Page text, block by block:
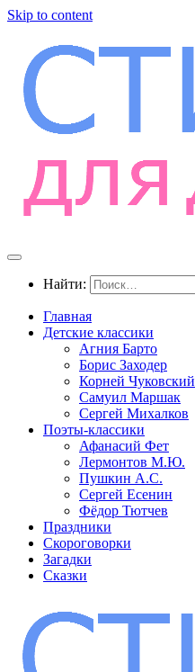
Skip to content
Найти:
Главная
Детские классики
Агния Барто
Борис Заходер
Корней Чуковский
Самуил Маршак
Сергей Михалков
Поэты-классики
Афанасий Фет
Лермонтов М.Ю.
Пушкин А.С.
Сергей Есенин
Фёдор Тютчев
Праздники
Скороговорки
Загадки
Сказки